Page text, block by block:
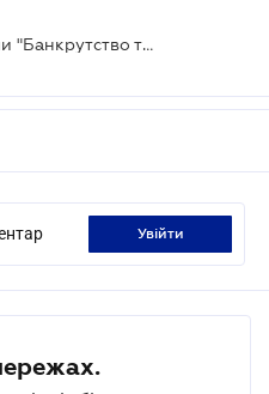
Відновлено доступ до системи "Банкрутство та неплатоспроможність"
увійти